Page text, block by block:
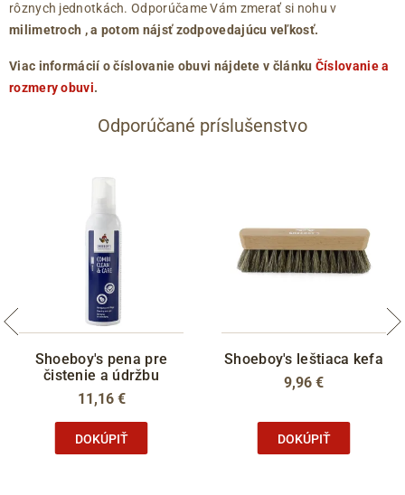
rôznych jednotkách. Odporúčame Vám zmerať si nohu v
milimetroch , a potom nájsť zodpovedajúcu veľkosť.
Viac informácií o číslovanie obuvi nájdete v článku Číslovanie a
rozmery obuvi.
Odporúčané príslušenstvo
Shoeboy's pena pre
čistenie a údržbu
11,16 €
DOKÚPIŤ
Shoeboy's leštiaca kefa
9,96 €
DOKÚPIŤ